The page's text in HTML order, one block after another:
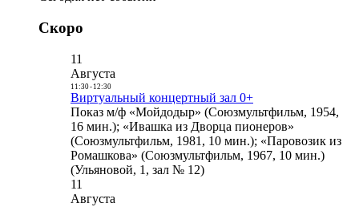
Скоро
11
Августа
11:30- 12:30
Виртуальный концертный зал 0+
Показ м/ф «Мойдодыр» (Союзмультфильм, 1954,
16 мин.); «Ивашка из Дворца пионеров»
(Союзмультфильм, 1981, 10 мин.); «Паровозик из
Ромашкова» (Союзмультфильм, 1967, 10 мин.)
(Ульяновой, 1, зал № 12)
11
Августа